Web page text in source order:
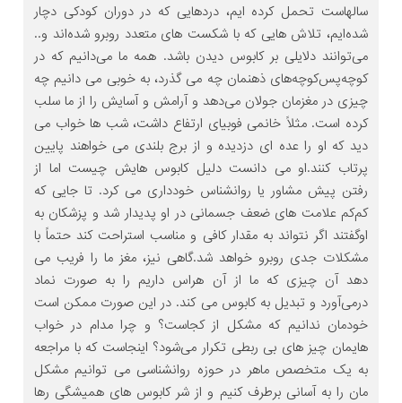
سالهاست تحمل کرده ایم، دردهایی که در دوران کودکی دچار
شده‌ایم، تلاش هایی که با شکست های متعدد روبرو شده‌اند و..
می‌توانند دلایلی بر کابوس دیدن باشد. همه ما می‌دانیم که در
کوچه‌پس‌کوچه‌های ذهنمان چه می گذرد، به خوبی می دانیم چه
چیزی در مغزمان جولان می‌دهد و آرامش و آسایش را از ما سلب
کرده است. مثلاً خانمی فوبیای ارتفاع داشت، شب ها خواب می
دید که او را عده ای دزدیده و از برج بلندی می خواهند پایین
پرتاب کنند.او می دانست دلیل کابوس هایش چیست اما از
رفتن پیش مشاور یا روانشناس خودداری می کرد. تا جایی که
کم‌کم علامت های ضعف جسمانی در او پدیدار شد و پزشکان به
اوگفتند اگر نتواند به مقدار کافی و مناسب استراحت کند حتماً با
مشکلات جدی روبرو خواهد شد.گاهی نیز، مغز ما را فریب می
دهد آن چیزی که ما از آن هراس داریم را به صورت نماد
درمی‌آورد و تبدیل به کابوس می کند. در این صورت ممکن است
خودمان ندانیم که مشکل از کجاست؟ و چرا مدام در خواب
هایمان چیز های بی ربطی تکرار می‌شود؟ اینجاست که با مراجعه
به یک متخصص ماهر در حوزه روانشناسی می توانیم مشکل
مان را به آسانی برطرف کنیم و از شر کابوس های همیشگی رها